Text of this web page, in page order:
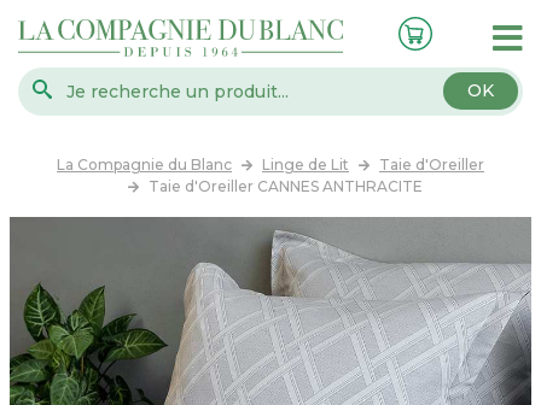
OK
La Compagnie du Blanc Linge de Lit
Taie d'Oreiller
Taie d'Oreiller CANNES ANTHRACITE